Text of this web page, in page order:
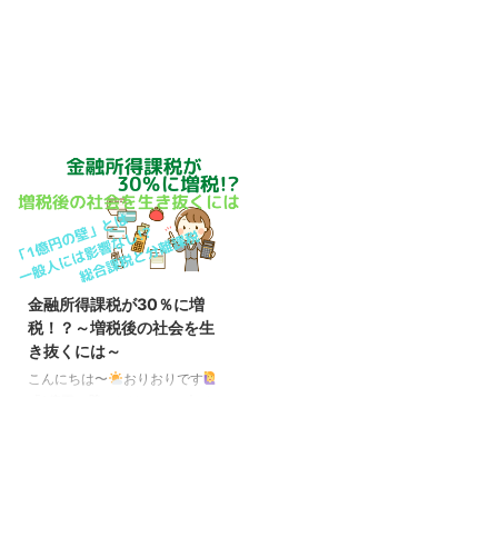
金融所得課税が30％に増
税！？～増税後の社会を生
き抜くには～
こんにちは〜
おりおりです